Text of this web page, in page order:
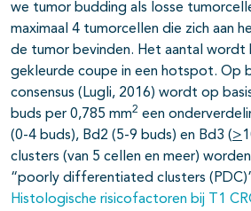
we tumor budding als losse
maximaal 4 tumorcellen die zich aan
de tumor bevinden. Het aantal wordt
gekleurde coupe in een hotspot. Op
consensus (Lugli, 2016) wordt op
buds per 0,785 mm2 een
(0-4 buds), Bd2 (5-9 buds) en Bd3 (>
clusters (van 5 cellen en meer)
“poorly differentiated clusters
Histologische risicofactoren bij T1